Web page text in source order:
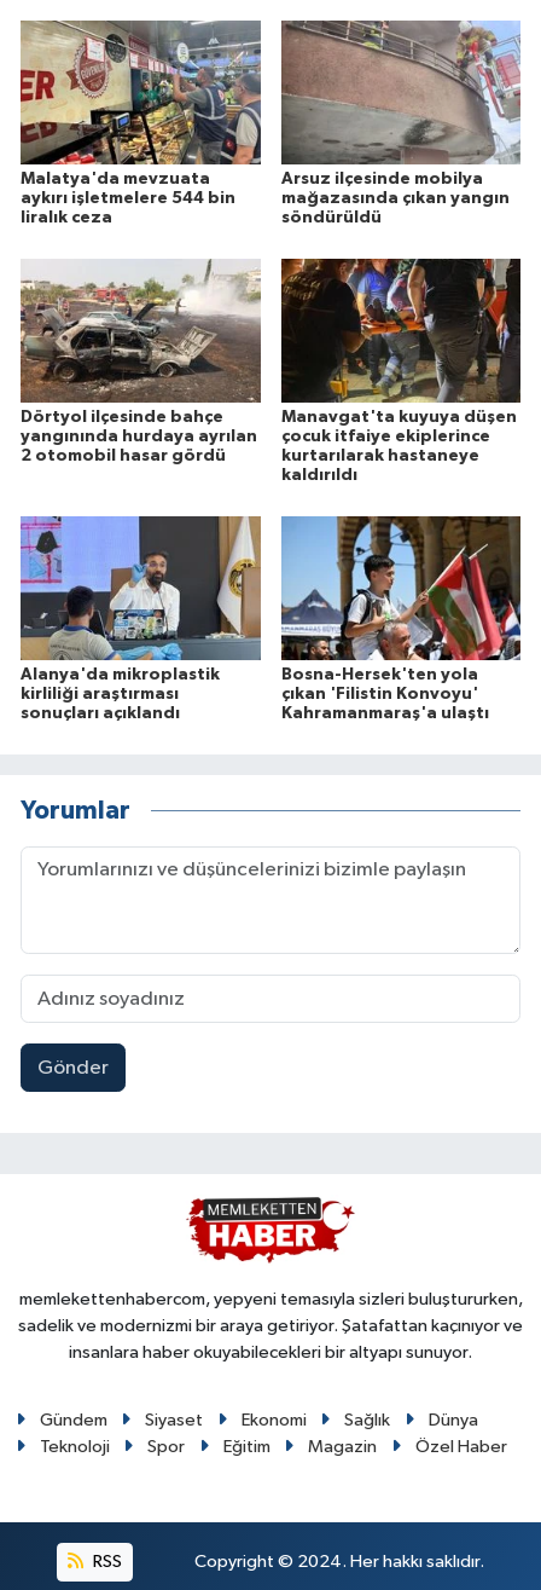
Malatya'da mevzuata
aykırı işletmelere 544 bin
liralık ceza
Arsuz ilçesinde mobilya
mağazasında çıkan yangın
söndürüldü
Dörtyol ilçesinde bahçe
yangınında hurdaya ayrılan
2 otomobil hasar gördü
Manavgat'ta kuyuya düşen
çocuk itfaiye ekiplerince
kurtarılarak hastaneye
kaldırıldı
Alanya'da mikroplastik
kirliliği araştırması
sonuçları açıklandı
Bosna-Hersek'ten yola
çıkan 'Filistin Konvoyu'
Kahramanmaraş'a ulaştı
Yorumlar
Gönder
memlekettenhabercom, yepyeni temasıyla sizleri buluştururken,
sadelik ve modernizmi bir araya getiriyor. Şatafattan kaçınıyor ve
insanlara haber okuyabilecekleri bir altyapı sunuyor.
Gündem Siyaset Ekonomi Sağlık
Dünya
Teknoloji
Spor Eğitim Magazin Özel Haber
RSS Copyright © 2024. Her hakkı saklıdır.